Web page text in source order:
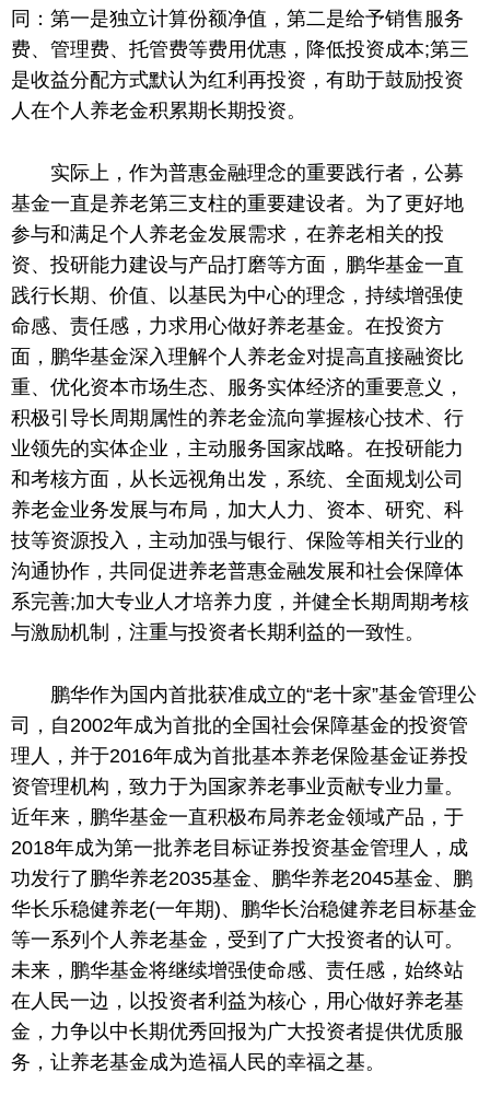
同：第一是独立计算份额净值，第二是给予销售服务
费、管理费、托管费等费用优惠，降低投资成本;第三
是收益分配方式默认为红利再投资，有助于鼓励投资
人在个人养老金积累期长期投资。
实际上，作为普惠金融理念的重要践行者，公募
基金一直是养老第三支柱的重要建设者。为了更好地
参与和满足个人养老金发展需求，在养老相关的投
资、投研能力建设与产品打磨等方面，鹏华基金一直
践行长期、价值、以基民为中心的理念，持续增强使
命感、责任感，力求用心做好养老基金。在投资方
面，鹏华基金深入理解个人养老金对提高直接融资比
重、优化资本市场生态、服务实体经济的重要意义，
积极引导长周期属性的养老金流向掌握核心技术、行
业领先的实体企业，主动服务国家战略。在投研能力
和考核方面，从长远视角出发，系统、全面规划公司
养老金业务发展与布局，加大人力、资本、研究、科
技等资源投入，主动加强与银行、保险等相关行业的
沟通协作，共同促进养老普惠金融发展和社会保障体
系完善;加大专业人才培养力度，并健全长期周期考核
与激励机制，注重与投资者长期利益的一致性。
鹏华作为国内首批获准成立的“老十家”基金管理公
司 ， 自2002年成为首批的全国社会保障基金的投资管
理人，并于2016年成为首批基本养老保险基金证券投
资管理机构，致力于为国家养老事业贡献专业力量。
近年来，鹏华基金一直积极布局养老金领域产品，于
2018年成为第一批养老目标证券投资基金管理人，成
功发行了鹏华养老2035基金、鹏华养老2045基金、鹏
华长乐稳健养老(一年期)、鹏华长治稳健养老目标基金
等一系列个人养老基金，受到了广大投资者的认可。
未来，鹏华基金将继续增强使命感、责任感，始终站
在人民一边，以投资者利益为核心，用心做好养老基
金，力争以中长期优秀回报为广大投资者提供优质服
务，让养老基金成为造福人民的幸福之基。